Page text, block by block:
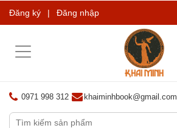
Đăng ký | Đăng nhập
Toggle
0971 998 312 khaiminhbook@gmail.com